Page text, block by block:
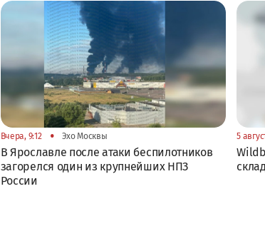
Вчера, 9:12 • Эхо Москвы
В Ярославле после атаки беспилотников
загорелся один из крупнейших НПЗ
России
5